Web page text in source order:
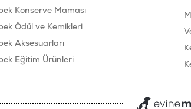
Konserve Maması
Ödül ve Kemikleri
Aksesuarları
Eğitim Ürünleri